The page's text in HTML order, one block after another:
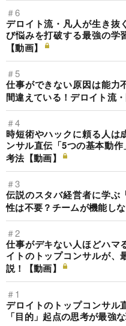
＃6
デロイト流・凡人が生き抜
び悩みを打破する最強の学
【動画】
＃5
仕事ができない原因は能力
間違えている！デロイト流
＃4
時短術やハックに頼る人は
ンサル直伝「5つの基本動
考法【動画】
＃3
伝説のスタバ経営者に学ぶ
性は不要？チームが機能し
＃2
仕事がデキない人ほどハマ
イトのトップコンサルが、
説！【動画】
＃1
デロイトのトップコンサル
「目的」起点の思考が最強